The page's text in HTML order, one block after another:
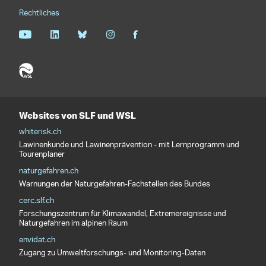
Rechtliches
Websites von SLF und WSL
whiterisk.ch
Lawinenkunde und Lawinenprävention - mit Lernprogramm und
Tourenplaner
naturgefahren.ch
Warnungen der Naturgefahren-Fachstellen des Bundes
cerc.slf.ch
Forschungszentrum für Klimawandel, Extremereignisse und
Naturgefahren im alpinen Raum
envidat.ch
Zugang zu Umweltforschungs- und Monitoring-Daten